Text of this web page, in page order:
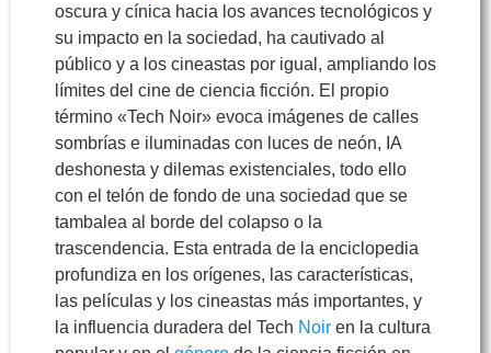
oscura y cínica hacia los avances tecnológicos y
su impacto en la sociedad, ha cautivado al
público y a los cineastas por igual, ampliando los
límites del cine de ciencia ficción. El propio
término «Tech Noir» evoca imágenes de calles
sombrías e iluminadas con luces de neón, IA
deshonesta y dilemas existenciales, todo ello
con el telón de fondo de una sociedad que se
tambalea al borde del colapso o la
trascendencia. Esta entrada de la enciclopedia
profundiza en los orígenes, las características,
las películas y los cineastas más importantes, y
la influencia duradera del Tech Noir en la cultura